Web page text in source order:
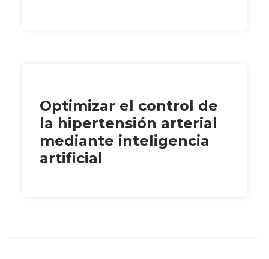
Optimizar el control de
la hipertensión arterial
mediante inteligencia
artificial